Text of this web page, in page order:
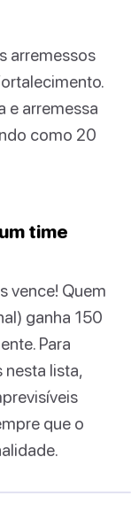
arremessos
e arremessa
como 20
time
vence! Quem
ganha 150
Para
lista,
que o